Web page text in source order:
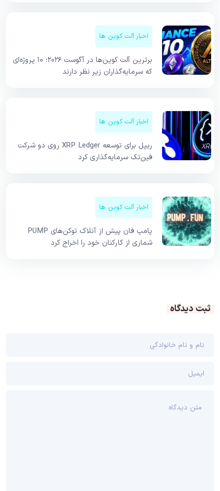
اخبار آلت کوین ها
برترین آلت کوین‌ها در آگوست ۲۰۲۶؛ ۱۰ پروژه‌ای
که سرمایه‌گذاران زیر نظر دارند
اخبار آلت کوین ها
ریپل برای توسعه XRP Ledger روی دو شرکت
فین‌تک سرمایه‌گذاری کرد
اخبار آلت کوین ها
پامپ فان پیش از آنلاک توکن‌های PUMP
شماری از کارکنان خود را اخراج کرد
ثبت دیدگاه